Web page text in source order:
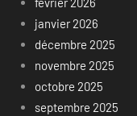
janvier 2026
décembre 2025
novembre 2025
octobre 2025
septembre 2025